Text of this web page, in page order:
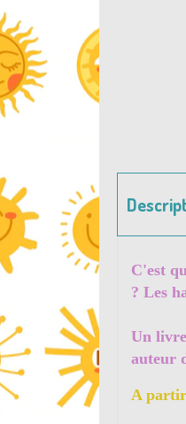
C'est
? Les
Un
auteur
A partir